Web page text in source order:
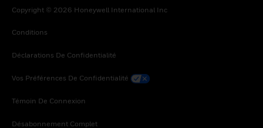
Copyright © 2026 Honeywell International Inc
Conditions
Déclarations De Confidentialité
Vos Préférences De Confidentialité
Témoin De Connexion
Désabonnement Complet